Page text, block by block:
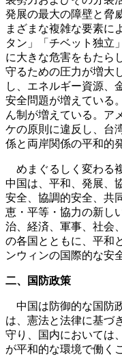
発展の最大の障壁と脅
まざまな複雑な要素に
タン」「チベット独立
に大きな危害をもたら
守るための圧力が増大
し、エネルギー資源、
安全問題が増えている
ん制が増えている。ア
ケの原則に違反し、台
係と両岸関係の平和的
めまぐるしく変わる
中国は、平和、発展、
安全、協調的安全、共
恵・平等・協力の新し
治、経済、軍事、社会
の各国とともに、平和
ンウィンの国際的な安
二、国防政策
中国は防御的な国防
は、憲法と法律に基づ
守り、国内においては
が平和的な環境で働く